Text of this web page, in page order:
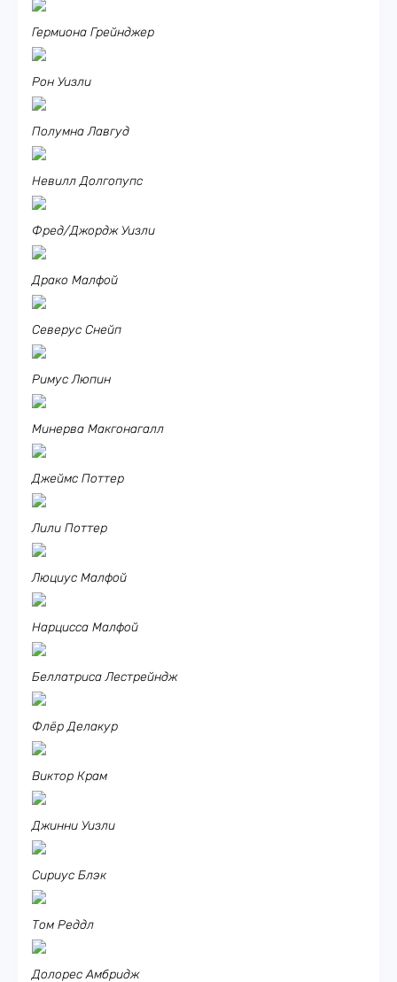
Гермиона Грейнджер
Рон Уизли
Полумна Лавгуд
Невилл Долгопупс
Фред/Джордж Уизли
Драко Малфой
Северус Снейп
Римус Люпин
Минерва Макгонагалл
Джеймс Поттер
Лили Поттер
Люциус Малфой
Нарцисса Малфой
Беллатриса Лестрейндж
Флёр Делакур
Виктор Крам
Джинни Уизли
Сириус Блэк
Том Реддл
Долорес Амбридж